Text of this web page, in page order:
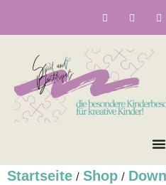
Startseite / Shop /